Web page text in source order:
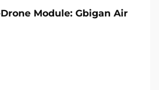
Module: Gbigan Air